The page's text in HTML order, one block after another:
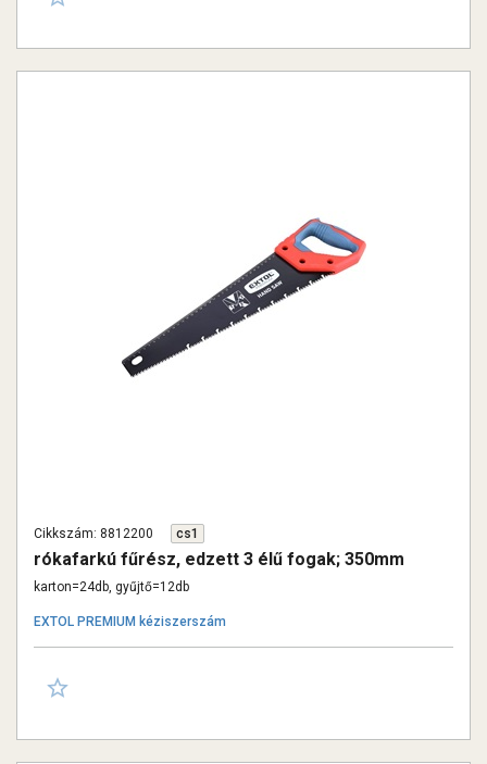
Cikkszám: 8812200 cs1
rókafarkú fűrész, edzett 3 élű fogak; 350mm
karton=24db, gyűjtő=12db
EXTOL PREMIUM kéziszerszám